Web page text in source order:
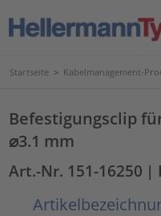
Startseite > Kabelmanagement-
Befestigungsclip
⌀3.1 mm
Art.-Nr. 151-16250 |